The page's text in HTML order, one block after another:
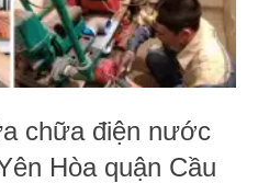
chữa điện nước
Hòa quận Cầu